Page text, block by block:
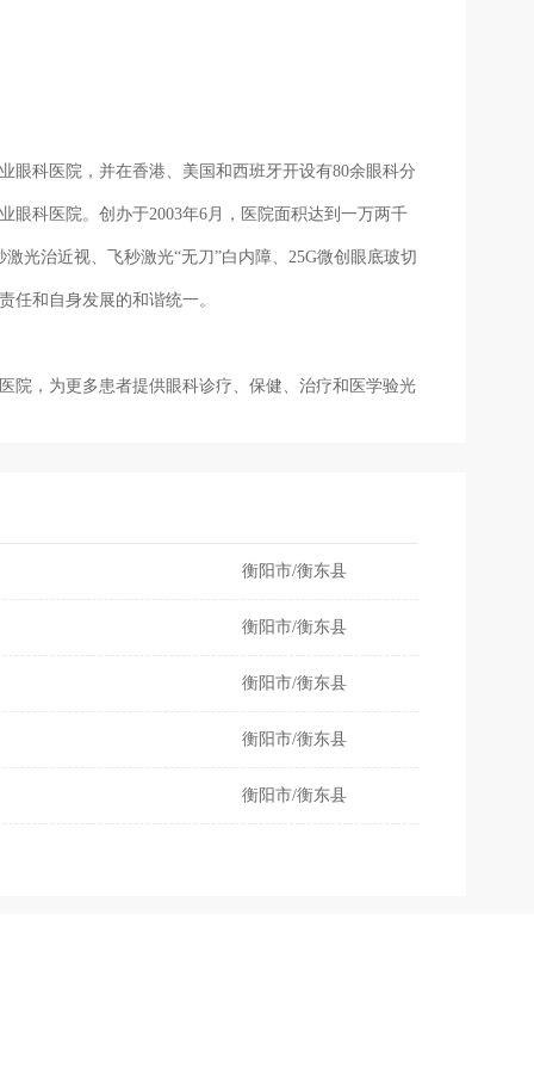
科医院，并在香港、美国和西班牙开设有80余眼科分
科医院。创办于2003年6月，医院面积达到一万两千
光治近视、飞秒激光“无刀”白内障、25G微创眼底玻切
任和自身发展的和谐统一。
，为更多患者提供眼科诊疗、保健、治疗和医学验光
衡阳市/衡东县
衡阳市/衡东县
衡阳市/衡东县
衡阳市/衡东县
衡阳市/衡东县